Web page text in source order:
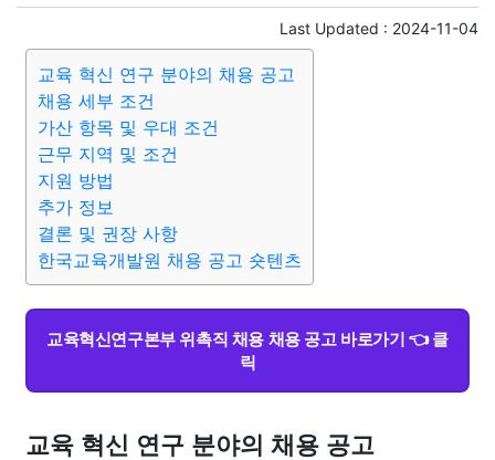
요리 상품리뷰 원예 금융 게임
대출 자동차 취미
종교 사회
부동산 외국어 교육
Last Updated : 2024-11-04
교육 혁신 연구 분야의 채용 공고
채용 세부 조건
가산 항목 및 우대 조건
근무 지역 및 조건
지원 방법
추가 정보
결론 및 권장 사항
한국교육개발원 채용 공고 숏텐츠
교육혁신연구본부 위촉직 채용 채용 공고 바로가기 👈 클
릭
교육 혁신 연구 분야의 채용 공고